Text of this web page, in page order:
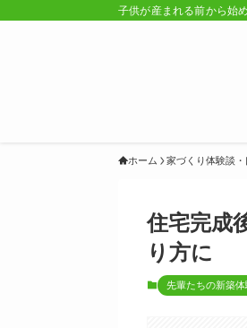
子供が産まれる前から始
ホーム 家づくり体験談・
住宅完成
り方に
先輩たちの新築体